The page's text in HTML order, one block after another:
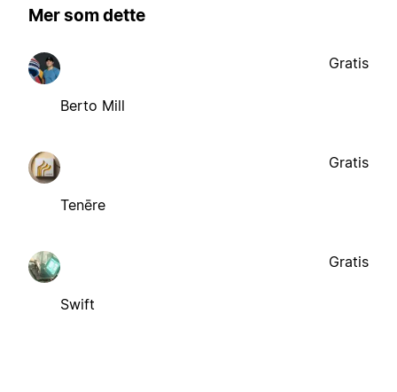
Mer som dette
Berto Mill
Gratis
Tenēre
Gratis
Swift
Gratis